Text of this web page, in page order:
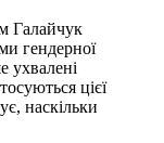
Галайчук
гендерної
ухвалені
цієї
наскільки